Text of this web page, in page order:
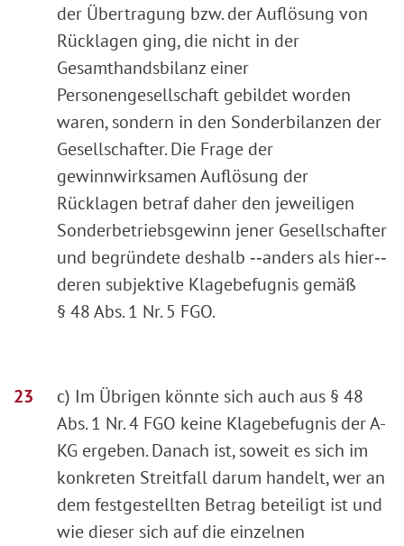
der Übertragung bzw. der Auflösung von
Rücklagen ging, die nicht in der
Gesamthandsbilanz einer
Personengesellschaft gebildet worden
waren, sondern in den Sonderbilanzen der
Gesellschafter. Die Frage der
gewinnwirksamen Auflösung der
Rücklagen betraf daher den jeweiligen
Sonderbetriebsgewinn jener Gesellschafter
und begründete deshalb ‑‑anders als hier‑‑
deren subjektive Klagebefugnis gemäß
§ 48 Abs. 1 Nr. 5 FGO.
c) Im Übrigen könnte sich auch aus § 48
Abs. 1 Nr. 4 FGO keine Klagebefugnis der A-
KG ergeben. Danach ist, soweit es sich im
konkreten Streitfall darum handelt, wer an
dem festgestellten Betrag beteiligt ist und
wie dieser sich auf die einzelnen